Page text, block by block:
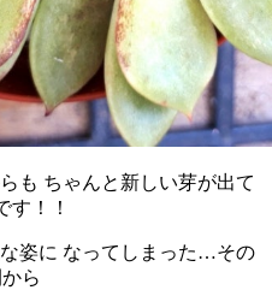
も ちゃんと新しい芽が出て
す！！
姿に なってしまった…その
ら